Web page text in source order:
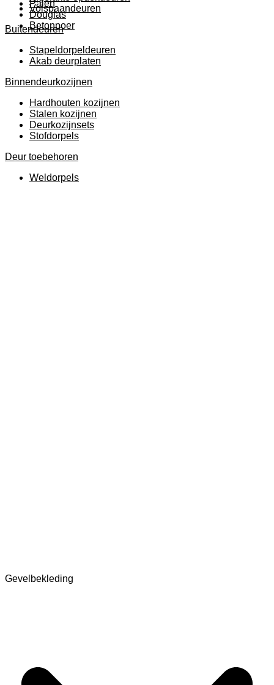
Palen
Douglas
Betonpoer
Volspaandeuren
Buitendeuren
Stapeldorpeldeuren
Akab deurplaten
Binnendeurkozijnen
Hardhouten kozijnen
Stalen kozijnen
Deurkozijnsets
Stofdorpels
Deur toebehoren
Weldorpels
Gevelbekleding